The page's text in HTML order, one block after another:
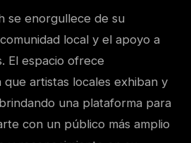
se enorgullece de su
local y el apoyo a
El espacio ofrece
artistas locales exhiban y
una plataforma para
con un público más amplio